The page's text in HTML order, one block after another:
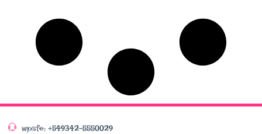
wpsfe: +549342-5550029